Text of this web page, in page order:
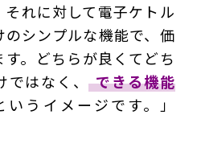
れに対して電子ケトル
シンプルな機能で、価
。どちらが良くてどち
ではなく、 できる機能
いうイメージです。」